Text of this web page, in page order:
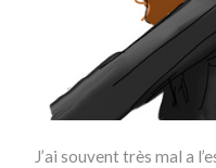
J’ai souvent très mal a